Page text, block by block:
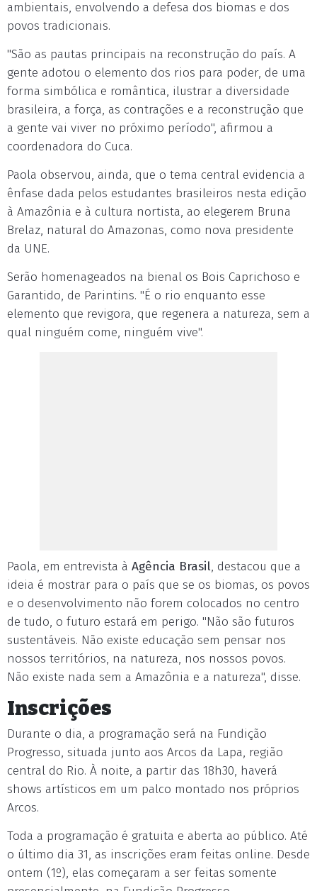
ambientais, envolvendo a defesa dos biomas e dos
povos tradicionais.
"São as pautas principais na reconstrução do país. A
gente adotou o elemento dos rios para poder, de uma
forma simbólica e romântica, ilustrar a diversidade
brasileira, a força, as contrações e a reconstrução que
a gente vai viver no próximo período", afirmou a
coordenadora do Cuca.
Paola observou, ainda, que o tema central evidencia a
ênfase dada pelos estudantes brasileiros nesta edição
à Amazônia e à cultura nortista, ao elegerem Bruna
Brelaz, natural do Amazonas, como nova presidente
da UNE.
Serão homenageados na bienal os Bois Caprichoso e
Garantido, de Parintins. "É o rio enquanto esse
elemento que revigora, que regenera a natureza, sem a
qual ninguém come, ninguém vive".
Paola, em entrevista à Agência Brasil, destacou que a
ideia é mostrar para o país que se os biomas, os povos
e o desenvolvimento não forem colocados no centro
de tudo, o futuro estará em perigo. "Não são futuros
sustentáveis. Não existe educação sem pensar nos
nossos territórios, na natureza, nos nossos povos.
Não existe nada sem a Amazônia e a natureza", disse.
Inscrições
Durante o dia, a programação será na Fundição
Progresso, situada junto aos Arcos da Lapa, região
central do Rio. À noite, a partir das 18h30, haverá
shows artísticos em um palco montado nos próprios
Arcos.
Toda a programação é gratuita e aberta ao público. Até
o último dia 31, as inscrições eram feitas online. Desde
ontem (1º), elas começaram a ser feitas somente